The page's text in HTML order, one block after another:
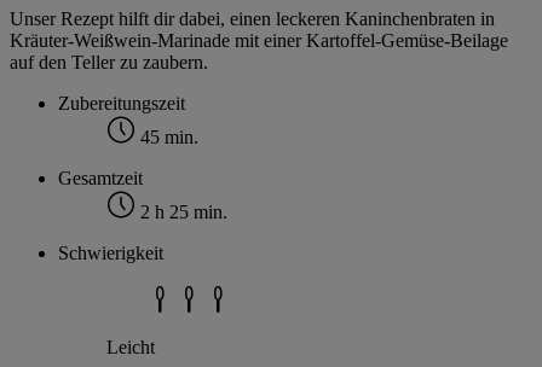
Unser Rezept hilft dir dabei, einen leckeren Kaninchenbraten in
Kräuter-Weißwein-Marinade mit einer Kartoffel-Gemüse-Beilage
auf den Teller zu zaubern.
Zubereitungszeit
45 min.
Gesamtzeit
2 h 25 min.
Schwierigkeit
Leicht